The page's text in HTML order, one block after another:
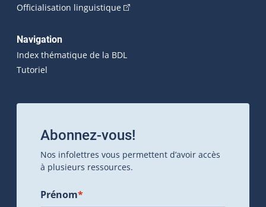
Officialisation linguistique(Cet hyperlien externe s'ouvrira
Navigation
Index thématique de la BDL
Tutoriel
Abonnez-vous!
Nos infolettres vous permettent d’avoir accès
à plusieurs ressources.
Prénom*